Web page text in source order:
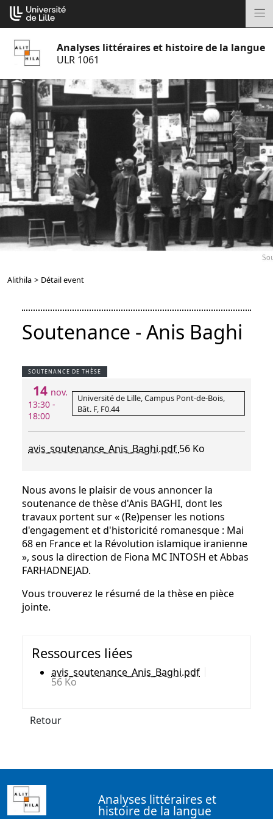
Aller
au
Analyses littéraires et histoire de la langue
ULR 1061
Alithila > Détail event
Soutenance - Anis Baghi
SOUTENANCE DE THÈSE
14 nov.
13:30 -
18:00
Université de Lille, Campus Pont-de-Bois,
Bât. F, F0.44
avis_soutenance_Anis_Baghi.pdf 56 Ko
Nous avons le plaisir de vous annoncer la
soutenance de thèse d'Anis BAGHI, dont les
travaux portent sur « (Re)penser les notions
d'engagement et d'historicité romanesque : Mai
68 en France et la Révolution islamique iranienne
», sous la direction de Fiona MC INTOSH et Abbas
FARHADNEJAD.
Vous trouverez le résumé de la thèse en pièce
jointe.
Ressources liées
avis_soutenance_Anis_Baghi.pdf
56 Ko
Retour
Analyses littéraires et
histoire de la langue
Cookies management panel